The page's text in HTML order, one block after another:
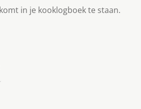
in je kooklogboek te staan.